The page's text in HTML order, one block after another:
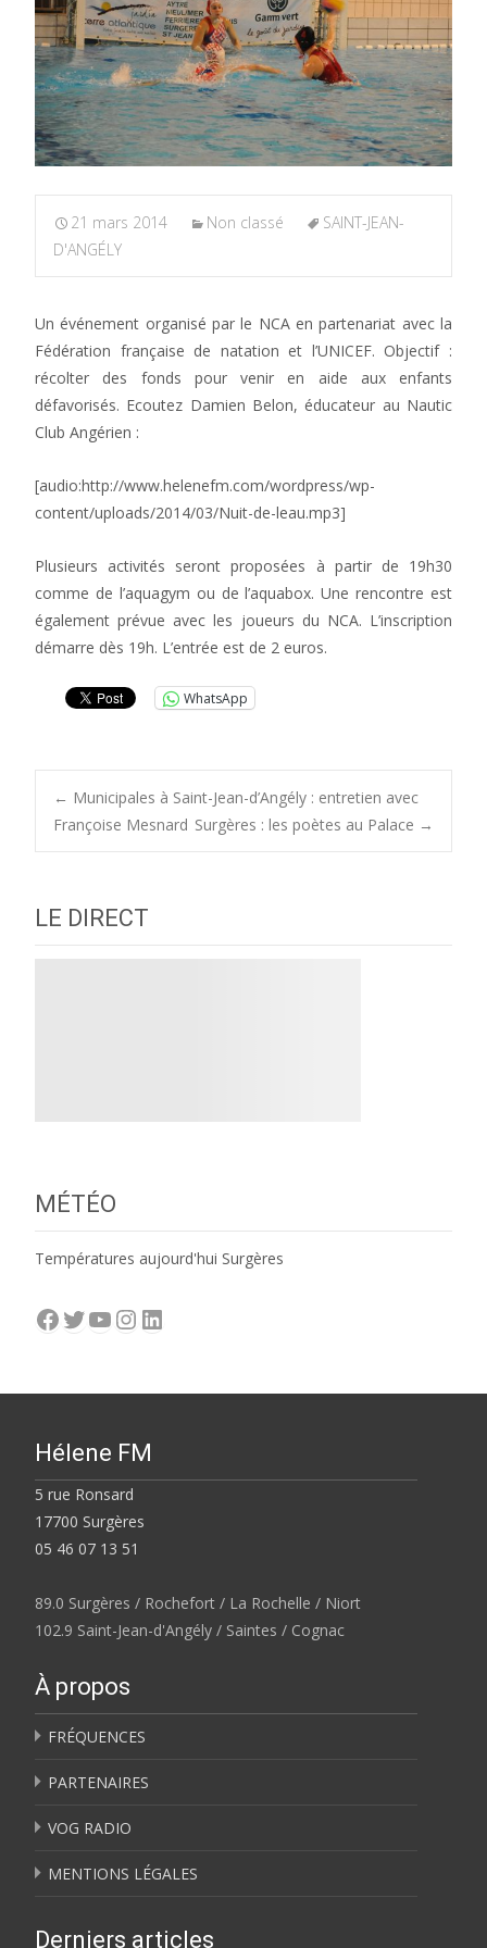
21 mars 2014 Non classé
SAINT-JEAN-
D'ANGÉLY
Un événement organisé par le NCA en partenariat avec la
Fédération française de natation et l’UNICEF. Objectif :
récolter des fonds pour venir en aide aux enfants
défavorisés. Ecoutez Damien Belon, éducateur au Nautic
Club Angérien :
[audio:http://www.helenefm.com/wordpress/wp-
content/uploads/2014/03/Nuit-de-leau.mp3]
Plusieurs activités seront proposées à partir de 19h30
comme de l’aquagym ou de l’aquabox. Une rencontre est
également prévue avec les joueurs du NCA. L’inscription
démarre dès 19h. L’entrée est de 2 euros.
WhatsApp
Post
← Municipales à Saint-Jean-d’Angély : entretien avec
Françoise Mesnard Surgères : les poètes au Palace →
LE DIRECT
MÉTÉO
Températures aujourd'hui Surgères
Facebook
Twitter
YouTube
Instagram
LinkedIn
Hélene FM
5 rue Ronsard
17700 Surgères
05 46 07 13 51
89.0 Surgères / Rochefort / La Rochelle / Niort
102.9 Saint-Jean-d'Angély / Saintes / Cognac
À propos
FRÉQUENCES
PARTENAIRES
VOG RADIO
MENTIONS LÉGALES
Derniers articles